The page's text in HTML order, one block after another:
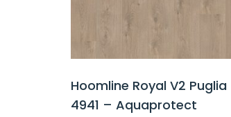
Hoomline Royal V2 Puglia
4941 – Aquaprotect